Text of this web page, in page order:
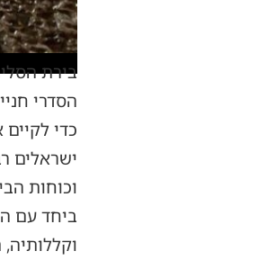
בירת
הסדרי
כדי
ישראלים
וכוחות
ביחד עם